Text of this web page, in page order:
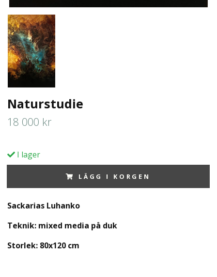
Naturstudie
18 000 kr
I lager
LÄGG I KORGEN
Sackarias Luhanko
Teknik: mixed media på duk
Storlek: 80x120 cm